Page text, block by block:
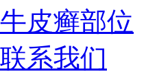
牛皮癣部位
联系我们